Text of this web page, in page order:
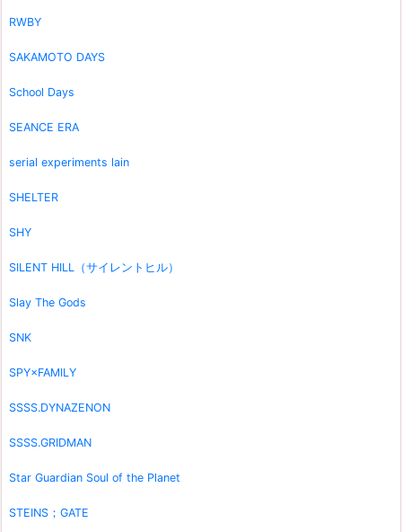
RWBY
SAKAMOTO DAYS
School Days
SEANCE ERA
serial experiments lain
SHELTER
SHY
SILENT HILL（サイレントヒル）
Slay The Gods
SNK
SPY×FAMILY
SSSS.DYNAZENON
SSSS.GRIDMAN
Star Guardian Soul of the Planet
STEINS；GATE